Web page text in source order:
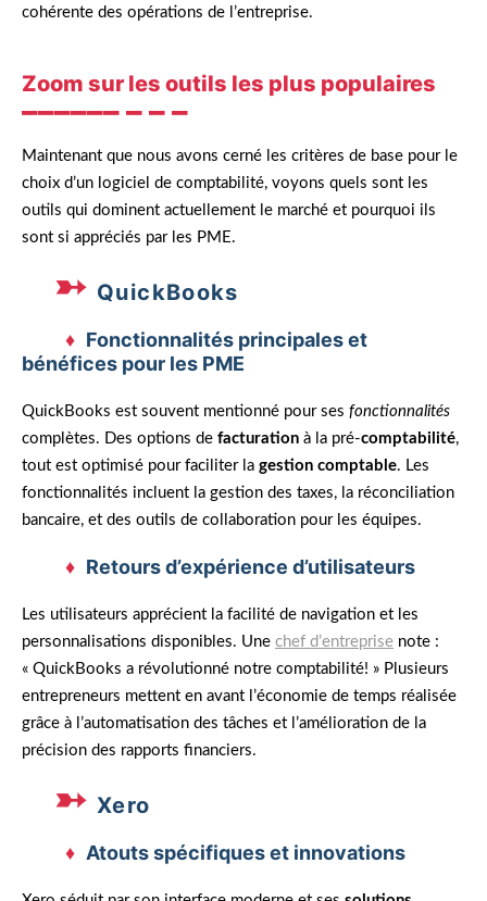
cohérente des opérations de l’entreprise.
Zoom sur les outils les plus populaires
Maintenant que nous avons cerné les critères de base pour le
choix d’un logiciel de comptabilité, voyons quels sont les
outils qui dominent actuellement le marché et pourquoi ils
sont si appréciés par les PME.
QuickBooks
Fonctionnalités principales et
bénéfices pour les PME
QuickBooks est souvent mentionné pour ses fonctionnalités
complètes. Des options de facturation à la pré-comptabilité,
tout est optimisé pour faciliter la gestion comptable. Les
fonctionnalités incluent la gestion des taxes, la réconciliation
bancaire, et des outils de collaboration pour les équipes.
Retours d’expérience d’utilisateurs
Les utilisateurs apprécient la facilité de navigation et les
personnalisations disponibles. Une chef d’entreprise note :
« QuickBooks a révolutionné notre comptabilité! » Plusieurs
entrepreneurs mettent en avant l’économie de temps réalisée
grâce à l’automatisation des tâches et l’amélioration de la
précision des rapports financiers.
Xero
Atouts spécifiques et innovations